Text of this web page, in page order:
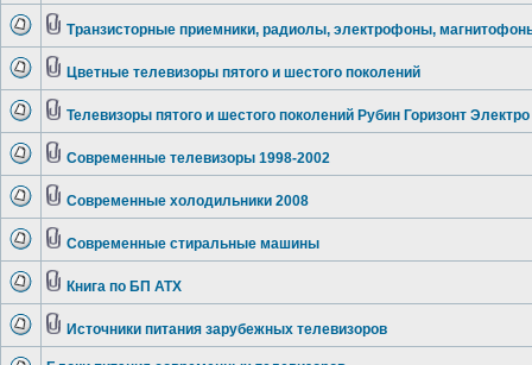
Транзисторные приемники, радиолы, электрофоны,
Цветные телевизоры пятого и шестого поколений
Телевизоры пятого и шестого поколений Рубин Горизонт Электро
Современные телевизоры 1998-2002
Современные холодильники 2008
Современные стиральные машины
Книга по БП ATX
Источники питания зарубежных телевизоров